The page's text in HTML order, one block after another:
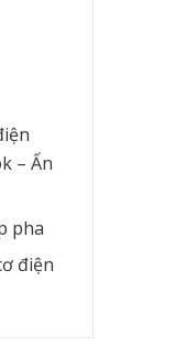
– Ấn
pha
điện